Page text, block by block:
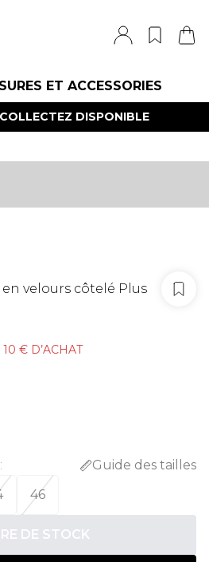
ET ACCESSORIES
DISPONIBLE
velours côtelé Plus
€ D’ACHAT
:
Guide des tailles
46
DE STOCK